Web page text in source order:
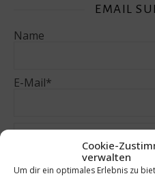
Cookie-
verwalten
Um dir ein optimales Erlebnis zu
EMAIL
Name
E-Mail*